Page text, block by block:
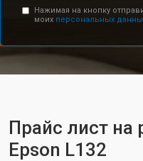
Нажимая на кнопку
моих персональных
Прайс лист на
Epson L132